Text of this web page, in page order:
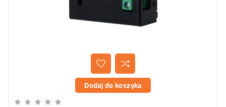
Dodaj do koszyka
    